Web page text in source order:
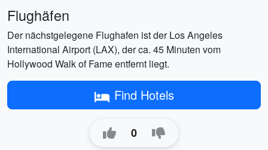
Flughäfen
Der nächstgelegene Flughafen ist der Los Angeles
International Airport (LAX), der ca. 45 Minuten vom
Hollywood Walk of Fame entfernt liegt.
Find Hotels
0